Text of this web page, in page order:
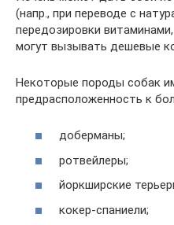
(напр., при переводе с
передозировки
могут вызывать дешевые
Некоторые породы собак
предрасположенность к
доберманы;
ротвейлеры;
йоркширские
кокер-спаниели;